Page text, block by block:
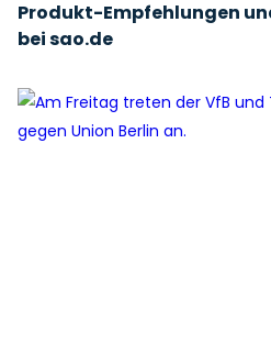
Produkt-Empfehlungen
bei sao.de